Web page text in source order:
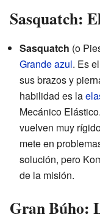
Sasquatch:
Sasquatch (o
Grandeazul. Es
sus brazos y
habilidad es la
Mecánico
vuelven muy
mete en
solución, pero
de la misión.
Gran Búho: